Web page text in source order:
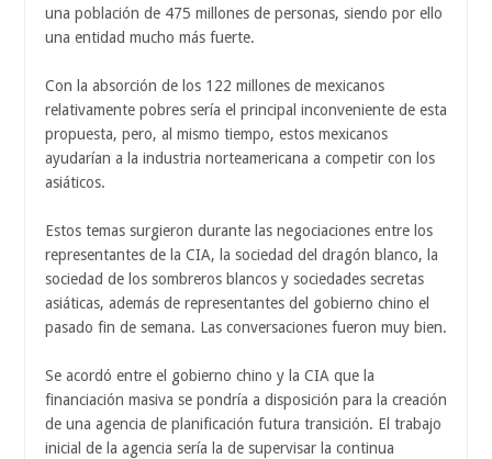
una población de 475 millones de personas, siendo por ello
una entidad mucho más fuerte.
Con la absorción de los 122 millones de mexicanos
relativamente pobres sería el principal inconveniente de esta
propuesta, pero, al mismo tiempo, estos mexicanos
ayudarían a la industria norteamericana a competir con los
asiáticos.
Estos temas surgieron durante las negociaciones entre los
representantes de la CIA, la sociedad del dragón blanco, la
sociedad de los sombreros blancos y sociedades secretas
asiáticas, además de representantes del gobierno chino el
pasado fin de semana. Las conversaciones fueron muy bien.
Se acordó entre el gobierno chino y la CIA que la
financiación masiva se pondría a disposición para la creación
de una agencia de planificación futura transición. El trabajo
inicial de la agencia sería la de supervisar la continua